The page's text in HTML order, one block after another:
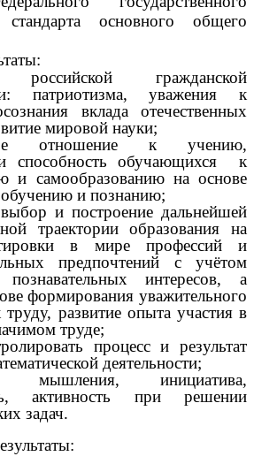
стандарта основного общего
российской гражданской
патриотизма, уважения к
вклада отечественных
мировой науки;
отношение к учению,
и способность обучающихся к
и самообразованию на основе
и познанию;
и построение дальнейшей
траектории образования на
в мире профессий и
предпочтений с учётом
познавательных интересов, а
формирования уважительного
развитие опыта участия в
труде;
процесс и результат
деятельности;
мышления, инициатива,
активность при решении
задач.